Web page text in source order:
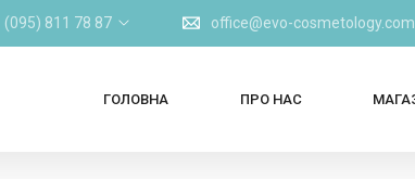
(095) 811 78 87 office@evo-cosmetology.com
ГОЛОВНА ПРО НАС